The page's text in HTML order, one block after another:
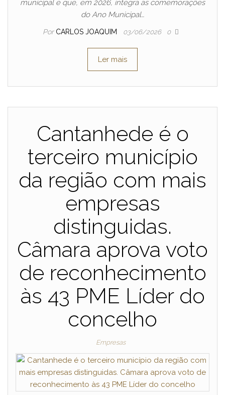
municipal e que, em 2026, integra as comemorações
do Ano Municipal…
Por CARLOS JOAQUIM 03/06/2026 0
Ler mais
Cantanhede é o
terceiro município
da região com mais
empresas
distinguidas.
Câmara aprova voto
de reconhecimento
às 43 PME Líder do
concelho
Empresas